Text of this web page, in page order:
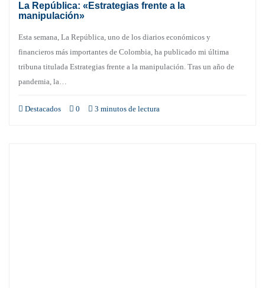
La República: «Estrategias frente a la
manipulación»
Esta semana, La República, uno de los diarios económicos y
financieros más importantes de Colombia, ha publicado mi última
tribuna titulada Estrategias frente a la manipulación. Tras un año de
pandemia, la…
Destacados 0 3 minutos de lectura